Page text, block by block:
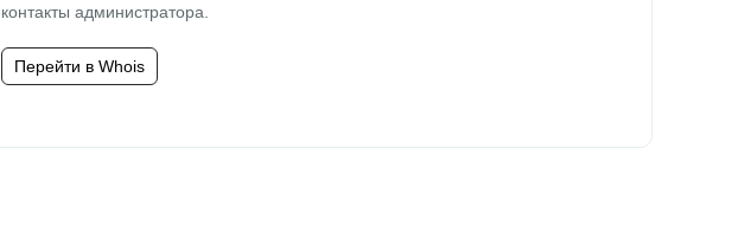
контакты администратора.
Перейти в Whois